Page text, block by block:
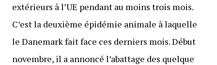
extérieurs à l’UE pendant au moins trois mois.
C’est la deuxième épidémie animale à laquelle
le Danemark fait face ces derniers mois. Début
novembre, il a annoncé l’abattage des quelque